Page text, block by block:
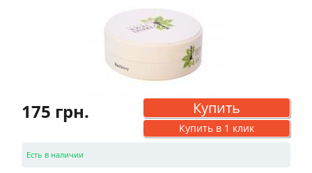
175 грн. Купить
Купить в 1 клик
Есть в наличии